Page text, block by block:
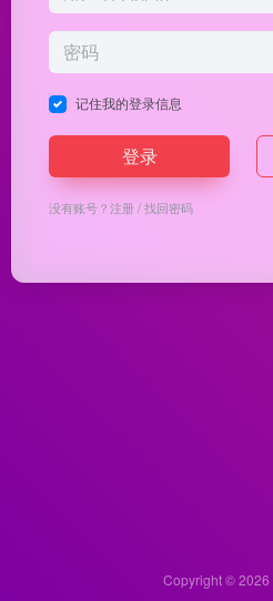
记住我的登录信息
登录
没有账号？注册/找回密码
Copyright © 2026